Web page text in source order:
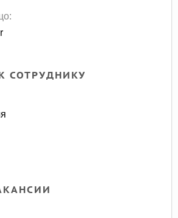
СОТРУДНИКУ